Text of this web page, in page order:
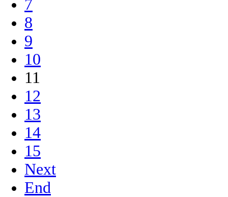
7
8
9
10
11
12
13
14
15
Next
End